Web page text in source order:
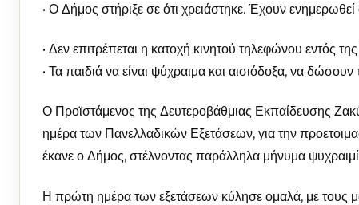
• Ο Δήμος στήριξε σε ότι χρειάστηκε. Έχουν
• Δεν επιτρέπεται η κατοχή κινητού τηλεφώνου εντός
• Τα παιδιά να είναι ψύχραιμα και αισιόδοξα, να
Ο Προϊστάμενος της Δευτεροβάθμιας Εκπαίδευσης
ημέρα των Πανελλαδικών Εξετάσεων, για την
έκανε ο Δήμος, στέλνοντας παράλληλα μήνυμα
Η πρώτη ημέρα των εξετάσεων κύλησε ομαλά, με τους